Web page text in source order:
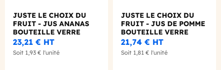
JUSTE LE CHOIX DU
FRUIT - JUS ANANAS
BOUTEILLE VERRE
250ML X12
23,21 € HT
Soit 1,93 € l'unité
JUSTE LE CHOIX DU
FRUIT - JUS DE POMME
BOUTEILLE VERRE
250ML X12
21,74 € HT
Soit 1,81 € l'unité